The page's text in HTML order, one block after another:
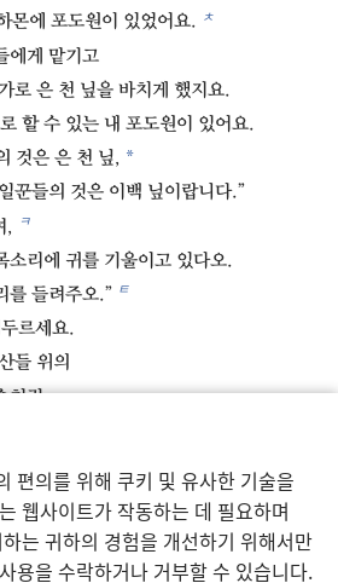
편의를 위해 쿠키 및 유사한 기술을
웹사이트가 작동하는 데 필요하며
는 귀하의 경험을 개선하기 위해서만
용을 수락하거나 거부할 수 있습니다.
몬에 포도원이 있었어요. ㅊ
에게 맡기고
로 은 천 닢을 바치게 했지요.
할 수 있는 내 포도원이 있어요.
것은 은 천 닢, *
꾼들의 것은 이백 닢이랍니다.”
, ㅋ
소리에 귀를 기울이고 있다오.
를 들려주오.” ㅌ
르세요.
들 위의
처럼
다음